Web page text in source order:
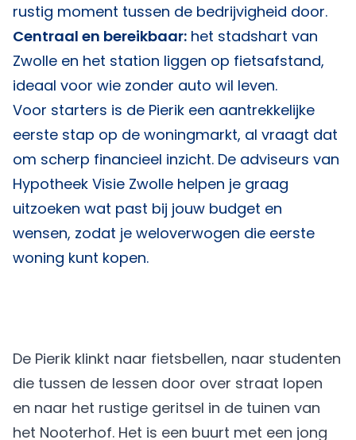
rustig moment tussen de bedrijvigheid door.
Centraal en bereikbaar: het stadshart van
Zwolle en het station liggen op fietsafstand,
ideaal voor wie zonder auto wil leven.
Voor starters is de Pierik een aantrekkelijke
eerste stap op de woningmarkt, al vraagt dat
om scherp financieel inzicht. De adviseurs van
Hypotheek Visie Zwolle helpen je graag
uitzoeken wat past bij jouw budget en
wensen, zodat je weloverwogen die eerste
woning kunt kopen.
De Pierik klinkt naar fietsbellen, naar studenten
die tussen de lessen door over straat lopen
en naar het rustige geritsel in de tuinen van
het Nooterhof. Het is een buurt met een jong